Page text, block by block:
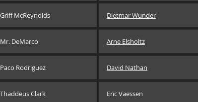
Griff McReynolds Dietmar Wunder
Mr. DeMarco Arne Elsholtz
Paco Rodriguez David Nathan
Thaddeus Clark Eric Vaessen